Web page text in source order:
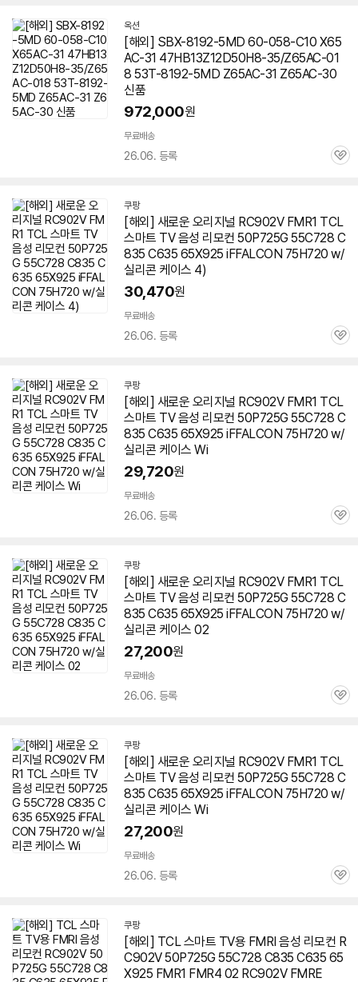
옥션
[해외] SBX-8192-5MD 60-058-C10 X65
AC-31 47HB13Z12D50H8-35/Z65AC-01
8 53T-8192-5MD Z65AC-31 Z65AC-30
신품
972,000원
무료배송
26.06. 등록
관
쿠팡
[해외] 새로운 오리지널 RC902V FMR1 TCL
스마트 TV 음성 리모컨 50P725G 55C728 C
835 C635 65X925 iFFALCON 75H720 w/
실리콘 케이스 4)
30,470원
무료배송
26.06. 등록
관
쿠팡
[해외] 새로운 오리지널 RC902V FMR1 TCL
스마트 TV 음성 리모컨 50P725G 55C728 C
835 C635 65X925 iFFALCON 75H720 w/
실리콘 케이스 Wi
29,720원
무료배송
26.06. 등록
관
쿠팡
[해외] 새로운 오리지널 RC902V FMR1 TCL
스마트 TV 음성 리모컨 50P725G 55C728 C
835 C635 65X925 iFFALCON 75H720 w/
실리콘 케이스 02
27,200원
무료배송
26.06. 등록
관
쿠팡
[해외] 새로운 오리지널 RC902V FMR1 TCL
스마트 TV 음성 리모컨 50P725G 55C728 C
835 C635 65X925 iFFALCON 75H720 w/
실리콘 케이스 Wi
27,200원
무료배송
26.06. 등록
관
쿠팡
[해외] TCL 스마트 TV용 FMRI 음성 리모컨 R
C902V 50P725G 55C728 C835 C635 65
X925 FMR1 FMR4 02 RC902V FMRE